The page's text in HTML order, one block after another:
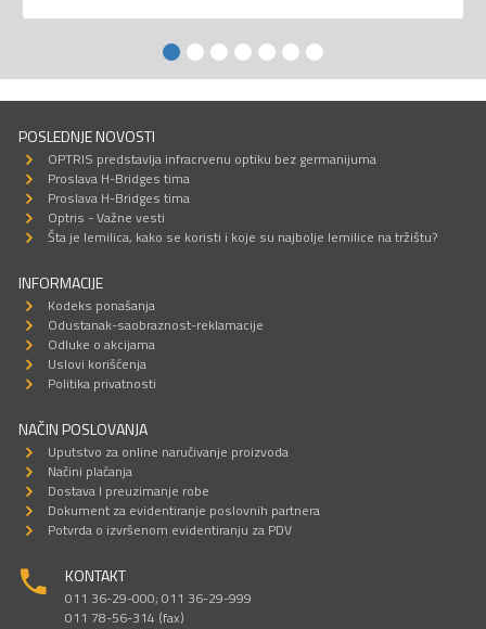
POSLEDNJE NOVOSTI
OPTRIS predstavlja infracrvenu optiku bez germanijuma
Proslava H-Bridges tima
Proslava H-Bridges tima
Optris - Važne vesti
Šta je lemilica, kako se koristi i koje su najbolje lemilice na tržištu?
INFORMACIJE
Kodeks ponašanja
Odustanak-saobraznost-reklamacije
Odluke o akcijama
Uslovi korišćenja
Politika privatnosti
NAČIN POSLOVANJA
Uputstvo za online naručivanje proizvoda
Načini plaćanja
Dostava I preuzimanje robe
Dokument za evidentiranje poslovnih partnera
Potvrda o izvršenom evidentiranju za PDV
KONTAKT
011 36-29-000; 011 36-29-999
011 78-56-314 (fax)